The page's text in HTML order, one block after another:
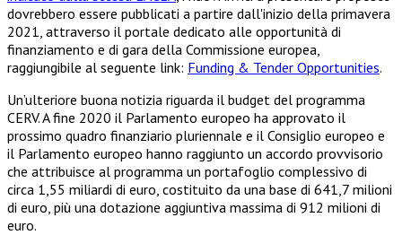
dovrebbero essere pubblicati a partire dall'inizio della primavera
2021, attraverso il portale dedicato alle opportunità di
finanziamento e di gara della Commissione europea,
raggiungibile al seguente link: Funding & Tender Opportunities.
Un’ulteriore buona notizia riguarda il budget del programma
CERV. A fine 2020 il Parlamento europeo ha approvato il
prossimo quadro finanziario pluriennale e il Consiglio europeo e
il Parlamento europeo hanno raggiunto un accordo provvisorio
che attribuisce al programma un portafoglio complessivo di
circa 1,55 miliardi di euro, costituito da una base di 641,7 milioni
di euro, più una dotazione aggiuntiva massima di 912 milioni di
euro.